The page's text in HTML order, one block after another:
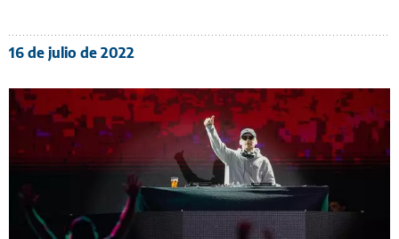
16 de julio de 2022